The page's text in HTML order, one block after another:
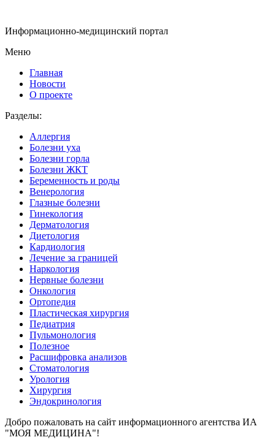
Информационно-медицинский портал
Меню
Главная
Новости
О проекте
Разделы:
Аллергия
Болезни уха
Болезни горла
Болезни ЖКТ
Беременность и роды
Венерология
Глазные болезни
Гинекология
Дерматология
Диетология
Кардиология
Лечение за границей
Наркология
Нервные болезни
Онкология
Ортопедия
Пластическая хирургия
Педиатрия
Пульмонология
Полезное
Расшифровка анализов
Стоматология
Урология
Хирургия
Эндокринология
Добро пожаловать на сайт информационного агентства ИА
"МОЯ МЕДИЦИНА"!